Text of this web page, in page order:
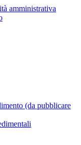
amministrativa
(da pubblicare